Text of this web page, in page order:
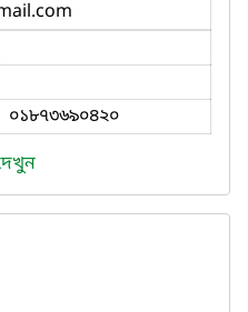
০১৮৭৩৬৯০৪২০